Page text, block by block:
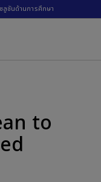
ลูชันด้านการศึกษา
to